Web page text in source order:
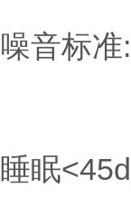
噪音标准:
睡眠